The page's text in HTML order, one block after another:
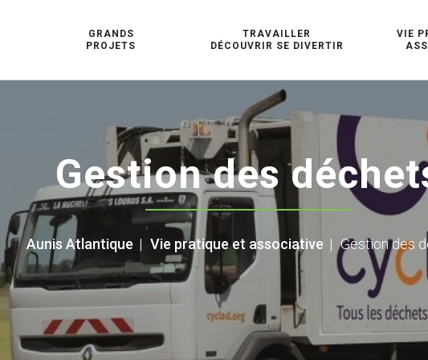
GRANDS
PROJETS
TRAVAILLER
DÉCOUVRIR SE DIVERTIR
VIE
Gestion des
Aunis Atlantique | Vie pratique et associative | Gestion des